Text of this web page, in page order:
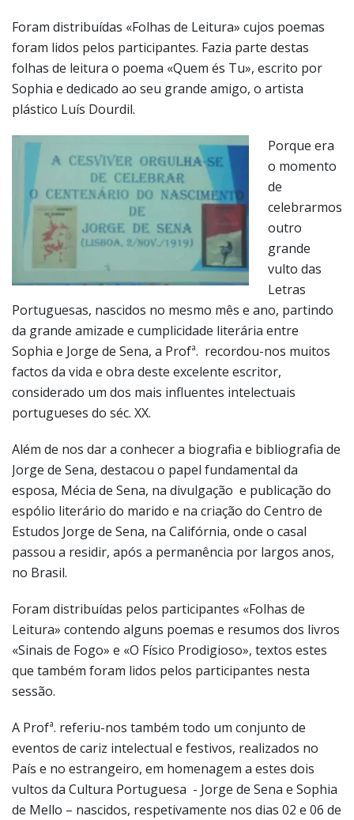
Foram distribuídas «Folhas de Leitura» cujos poemas
foram lidos pelos participantes. Fazia parte destas
folhas de leitura o poema «Quem és Tu», escrito por
Sophia e dedicado ao seu grande amigo, o artista
plástico Luís Dourdil.
Porque era
o momento
de
celebrarmos
outro
grande
vulto das
Letras
Portuguesas, nascidos no mesmo mês e ano, partindo
da grande amizade e cumplicidade literária entre
Sophia e Jorge de Sena, a Profª. recordou-nos muitos
factos da vida e obra deste excelente escritor,
considerado um dos mais influentes intelectuais
portugueses do séc. XX.
Além de nos dar a conhecer a biografia e bibliografia de
Jorge de Sena, destacou o papel fundamental da
esposa, Mécia de Sena, na divulgação e publicação do
espólio literário do marido e na criação do Centro de
Estudos Jorge de Sena, na Califórnia, onde o casal
passou a residir, após a permanência por largos anos,
no Brasil.
Foram distribuídas pelos participantes «Folhas de
Leitura» contendo alguns poemas e resumos dos livros
«Sinais de Fogo» e «O Físico Prodigioso», textos estes
que também foram lidos pelos participantes nesta
sessão.
A Profª. referiu-nos também todo um conjunto de
eventos de cariz intelectual e festivos, realizados no
País e no estrangeiro, em homenagem a estes dois
vultos da Cultura Portuguesa - Jorge de Sena e Sophia
de Mello – nascidos, respetivamente nos dias 02 e 06 de